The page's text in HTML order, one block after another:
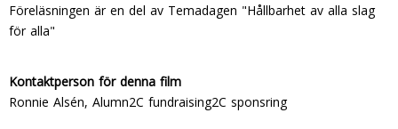
Föreläsningen är en del av Temadagen "Hållbarhet av alla slag
för alla"
Kontaktperson för denna film
Ronnie Alsén, Alumn2C fundraising2C sponsring